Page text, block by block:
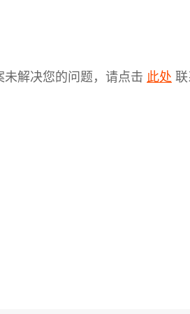
未解决您的问题，请点击 此处 联